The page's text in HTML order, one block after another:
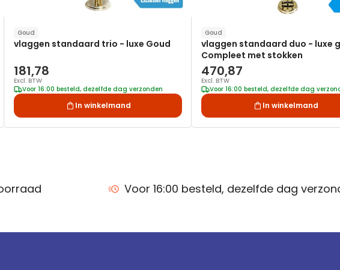
Goud
vlaggen standaard trio - luxe Goud
181,78
Excl. BTW
Voor 16:00 besteld, dezelfde dag verzonden
In winkelmand
Goud
vlaggen standaard duo - luxe
Compleet met stokken
470,87
Excl. BTW
Voor 16:00 besteld, dezelfde dag
In winkelmand
Voor 16:00 besteld, dezelfde dag